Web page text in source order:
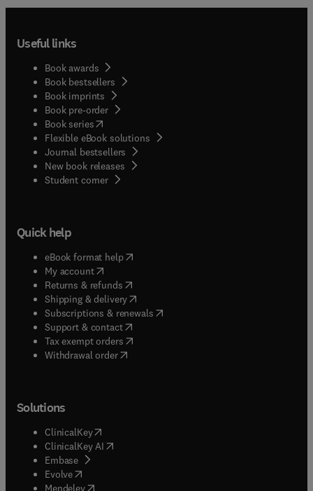
Useful links
Book awards
Book bestsellers
Book imprints
Book pre-order
Book series(opens in new tab/window
Flexible eBook solutions
Journal bestsellers
New book releases
Student corner( opens in new tab/window
Quick help
eBook format help( opens in new tab/window
My account( opens in new tab/window
Returns & refunds( opens in new tab/window
Shipping & delivery(opens in new tab/window
Subscriptions & renewals( opens in new tab/window
Support & contact( opens in new tab/window
Tax exempt orders( opens in new tab/window
Withdrawal order
Solutions
ClinicalKey(opens in new tab/window
ClinicalKey AI opens in new tab/window
Embase( opens in new tab/window
Evolve(opens in new tab/window
Mendeley( opens in new tab/window